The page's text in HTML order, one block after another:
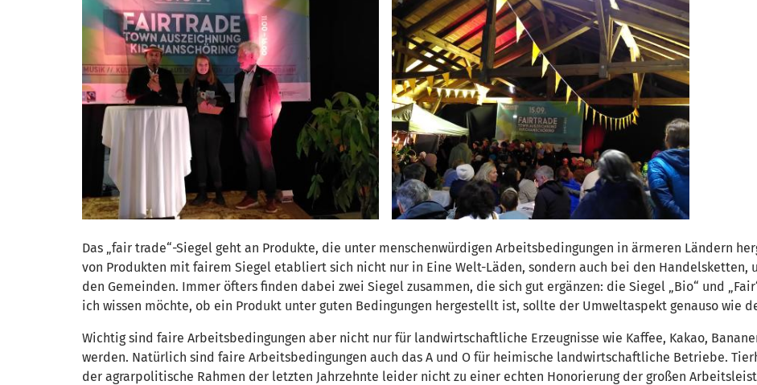
Das „fair trade“-Siegel geht an Produkte, die unter menschenwürdigen Arbeitsbedingungen in ärmeren Ländern
von Produkten mit fairem Siegel etabliert sich nicht nur in Eine Welt-Läden, sondern auch bei den Handelsketten,
den Gemeinden. Immer öfters finden dabei zwei Siegel zusammen, die sich gut ergänzen: die Siegel „Bio“ und
ich wissen möchte, ob ein Produkt unter guten Bedingungen hergestellt ist, sollte der Umweltaspekt genauso wie
Wichtig sind faire Arbeitsbedingungen aber nicht nur für landwirtschaftliche Erzeugnisse wie Kaffee, Kakao,
werden. Natürlich sind faire Arbeitsbedingungen auch das A und O für heimische landwirtschaftliche Betriebe.
der agrarpolitische Rahmen der letzten Jahrzehnte leider nicht zu einer echten Honorierung der großen